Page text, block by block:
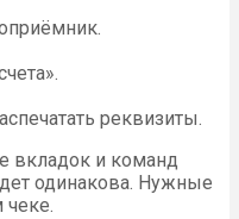
реквизиты.
вкладок и команд
одинакова. Нужные
чеке.